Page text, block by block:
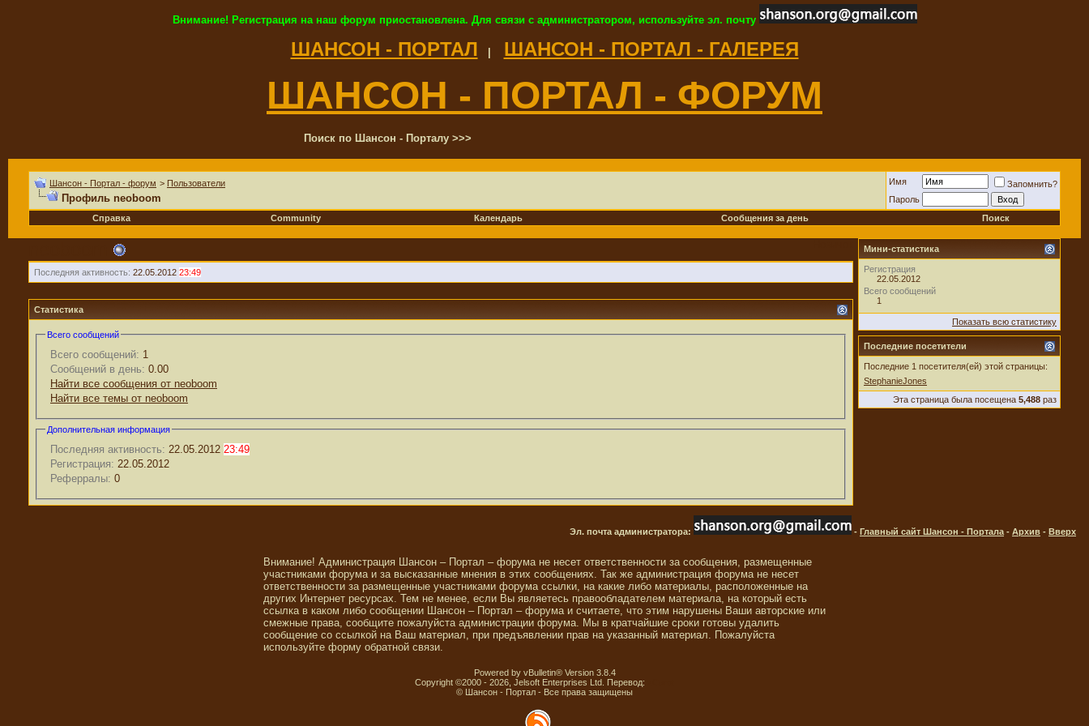
Внимание! Регистрация на наш форум приостановлена. Для связи с администратором, используйте эл. почту
ШАНСОН - ПОРТАЛ ШАНСОН - ПОРТАЛ - ГАЛЕРЕЯ
ШАНСОН - ПОРТАЛ - ФОРУМ
Поиск по Шансон - Порталу >>>
Шансон - Портал - форум > Пользователи
Профиль neoboom
Имя
Запомнить?
Пароль
Справка
Community Календарь Сообщения за день Поиск
Последняя активность: 22.05.2012 23:49
Статистика
Всего сообщений
Всего сообщений: 1
Сообщений в день: 0.00
Найти все сообщения от neoboom
Найти все темы от neoboom
Дополнительная информация
Последняя активность: 22.05.2012 23:49
Регистрация: 22.05.2012
Реферралы: 0
Мини-статистика
Регистрация
22.05.2012
Всего сообщений
1
Показать всю статистику
Последние посетители
Последние 1 посетителя(ей) этой страницы:
StephanieJones
Эта страница была посещена 5,488 раз
Эл. почта администратора: - Главный сайт Шансон - Портала - Архив - Вверх
Внимание! Администрация Шансон – Портал – форума не несет ответственности за сообщения, размещенные
участниками форума и за высказанные мнения в этих сообщениях. Так же администрация форума не несет
ответственности за размещенные участниками форума ссылки, на какие либо материалы, расположенные на
других Интернет ресурсах. Тем не менее, если Вы являетесь правообладателем материала, на который есть
ссылка в каком либо сообщении Шансон – Портал – форума и считаете, что этим нарушены Ваши авторские или
смежные права, сообщите пожалуйста администрации форума. Мы в кратчайшие сроки готовы удалить
сообщение со ссылкой на Ваш материал, при предъявлении прав на указанный материал. Пожалуйста
используйте форму обратной связи.
Powered by vBulletin® Version 3.8.4
Copyright ©2000 - 2026, Jelsoft Enterprises Ltd. Перевод:
© Шансон - Портал - Все права защищены